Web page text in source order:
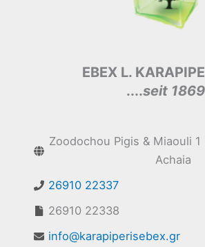
EBEX L.
....seit 1869
Zoodochou Pigis & Miaouli
Achaia
26910 22337
26910 22338
info@karapiperisebex.gr